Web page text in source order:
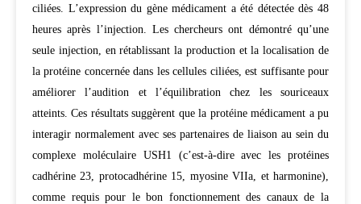
ciliées. L’expression du gène médicament a été détectée dès 48
heures après l’injection. Les chercheurs ont démontré qu’une
seule injection, en rétablissant la production et la localisation de
la protéine concernée dans les cellules ciliées, est suffisante pour
améliorer l’audition et l’équilibration chez les souriceaux
atteints. Ces résultats suggèrent que la protéine médicament a pu
interagir normalement avec ses partenaires de liaison au sein du
complexe moléculaire USH1 (c’est-à-dire avec les protéines
cadhérine 23, protocadhérine 15, myosine VIIa, et harmonine),
comme requis pour le bon fonctionnement des canaux de la